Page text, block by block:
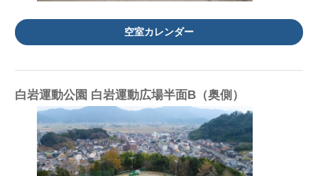
空室カレンダー
白岩運動公園 白岩運動広場半面B（奥側）